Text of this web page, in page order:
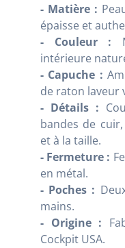
- Matière :
épaisse et
- Couleur :
intérieure
- Capuche :
de raton laveur
- Détails :
bandes de
et à la taille.
- Fermeture :
en métal.
- Poches :
mains.
- Origine :
Cockpit USA.